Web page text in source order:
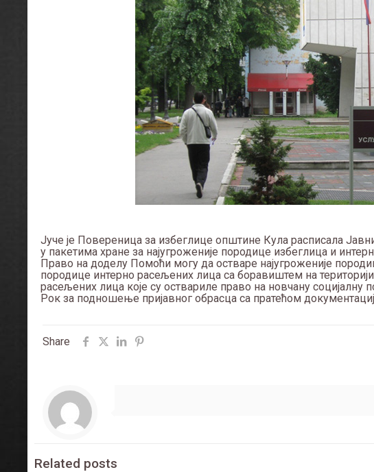
Јуче је Повереница за избеглице општине Кула расписала
у пакетима хране за најугроженије породице избеглица и
Право на доделу Помоћи могу да остваре најугроженије
породице интерно расељених лица са боравиштем на
расељених лица које су оствариле право на новчану социјалну
Рок за подношење пријавног обрасца са пратећом
Share
Related posts